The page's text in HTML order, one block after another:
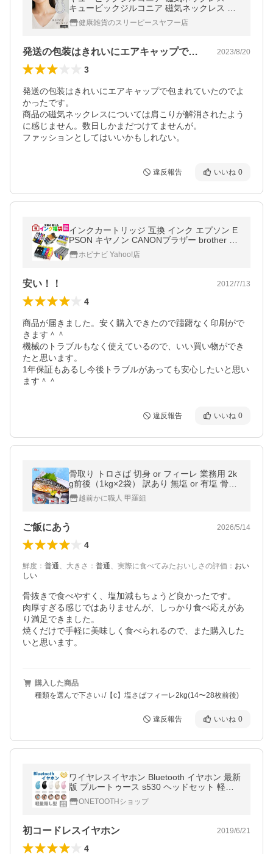
キュービックジルコニア 磁気ネックレス 馬
蹄 レディース 女性用 おしゃれ 磁気
健康雑貨のスリーピースヤフー店
発送の包装はきれいにエアキャップで包ま… 2023/8/20
3
発送の包装はきれいにエアキャップで包まれていたのでよ
かったです。
商品の磁気ネックレスについては肩こりが解消されたよう
に感じません。数日しかまだつけてませんが。
ファッションとしてはいいかもしれない。
違反報告 いいね 0
インクカートリッジ 互換 インク エプソン E
PSON キヤノン CANONブラザー brother ヒ
ューレットパッカード HP デル DELL レック
スマーク LEXMARK
ホビナビ Yahoo!店
安い！！ 2012/7/13
4
商品が届きました。安く購入できたので躊躇なく印刷がで
きます＾＾
機械のトラブルもなく使えているので、いい買い物ができ
たと思います。
1年保証もあるし今後トラブルがあっても安心したいと思い
ます＾＾
違反報告 いいね 0
骨取り トロさば 切身 or フィーレ 業務用 2k
g前後（1kg×2袋） 訳あり 無塩 or 有塩 骨な
し サバ 鯖 弁当 朝食 至高グルメ ポイント利
用 爆買
越前かに職人 甲羅組
ご飯にあう 2026/5/14
4
鮮度 ： 普通、 大きさ ： 普通、 実際に食べてみたおいしさの評価 ： おい
しい
骨抜きで食べやすく、塩加減もちょうど良かったです。
肉厚すぎる感じではありませんが、しっかり食べ応えがあ
り満足できました。
焼くだけで手軽に美味しく食べられるので、また購入した
いと思います。
購入した商品
種類を選んで下さい↓/【c】塩さばフィーレ2kg(14〜28枚前後)
違反報告 いいね 0
ワイヤレスイヤホン Bluetooth イヤホン 最新
版 ブルートゥース s530 ヘッドセット 軽量
ヘッドホン 隠し型 オープン記念
ONETOOTHショップ
初コードレスイヤホン 2019/6/21
4